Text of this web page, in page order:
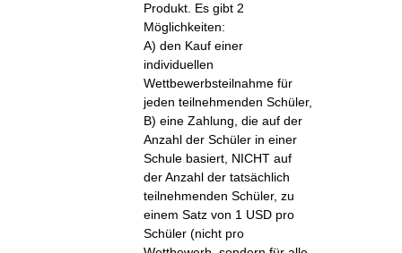
Produkt. Es gibt 2
Möglichkeiten:
A) den Kauf einer
individuellen
Wettbewerbsteilnahme für
jeden teilnehmenden Schüler,
B) eine Zahlung, die auf der
Anzahl der Schüler in einer
Schule basiert, NICHT auf
der Anzahl der tatsächlich
teilnehmenden Schüler, zu
einem Satz von 1 USD pro
Schüler (nicht pro